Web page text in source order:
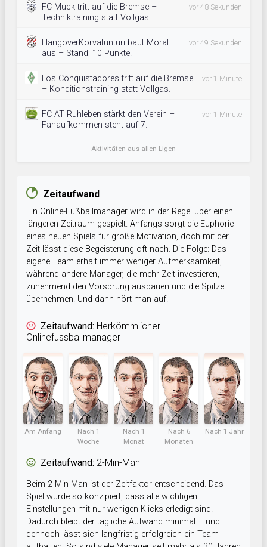
FC Muck tritt auf die Bremse –
Techniktraining statt Vollgas.
vor 48 Sekunden
HangoverKorvatunturi baut Moral
aus – Stand: 10 Punkte.
vor 49 Sekunden
Los Conquistadores tritt auf die Bremse
– Konditionstraining statt Vollgas.
vor 1 Minute
FC AT Ruhleben stärkt den Verein –
Fanaufkommen steht auf 7.
vor 1 Minute
Aktivitäten aus allen Ligen
Zeitaufwand
Ein Online-Fußballmanager wird in der Regel über einen
längeren Zeitraum gespielt. Anfangs sorgt die Euphorie
eines neuen Spiels für große Motivation, doch mit der
Zeit lässt diese Begeisterung oft nach. Die Folge: Das
eigene Team erhält immer weniger Aufmerksamkeit,
während andere Manager, die mehr Zeit investieren,
zunehmend den Vorsprung ausbauen und die Spitze
übernehmen. Und dann hört man auf.
Zeitaufwand: Herkömmlicher
Onlinefussballmanager
Am Anfang
Nach 1
Woche
Nach 1
Monat
Nach 6
Monaten
Nach 1 Jahr
Zeitaufwand: 2-Min-Man
Beim 2-Min-Man ist der Zeitfaktor entscheidend. Das
Spiel wurde so konzipiert, dass alle wichtigen
Einstellungen mit nur wenigen Klicks erledigt sind.
Dadurch bleibt der tägliche Aufwand minimal – und
dennoch lässt sich langfristig erfolgreich ein Team